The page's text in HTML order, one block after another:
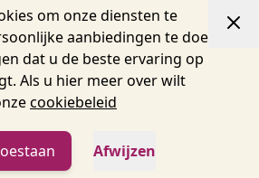
om onze diensten te
aanbiedingen te doen
dat u de beste ervaring op
Als u hier meer over wilt
cookiebeleid
Afwijzen
aan winkelwagentje